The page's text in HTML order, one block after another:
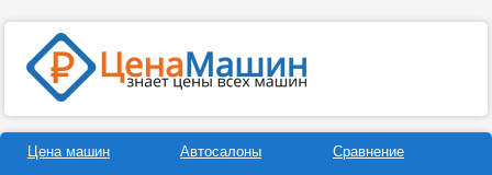
Цена машин Автосалоны Сравнение